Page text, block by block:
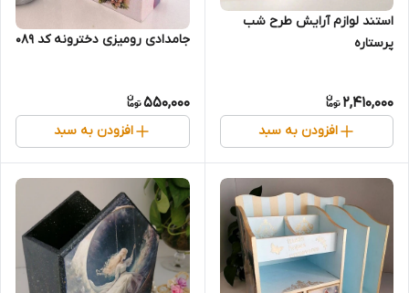
استند لوازم آرایش طرح شب
پرستاره
2,410,000
افزودن به سبد
جامدادی رومیزی دخترونه کد 089
550,000
افزودن به سبد